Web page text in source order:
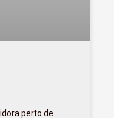
perto de